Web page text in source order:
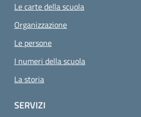
Le carte della scuola
Organizzazione
Le persone
I numeri della scuola
La storia
SERVIZI